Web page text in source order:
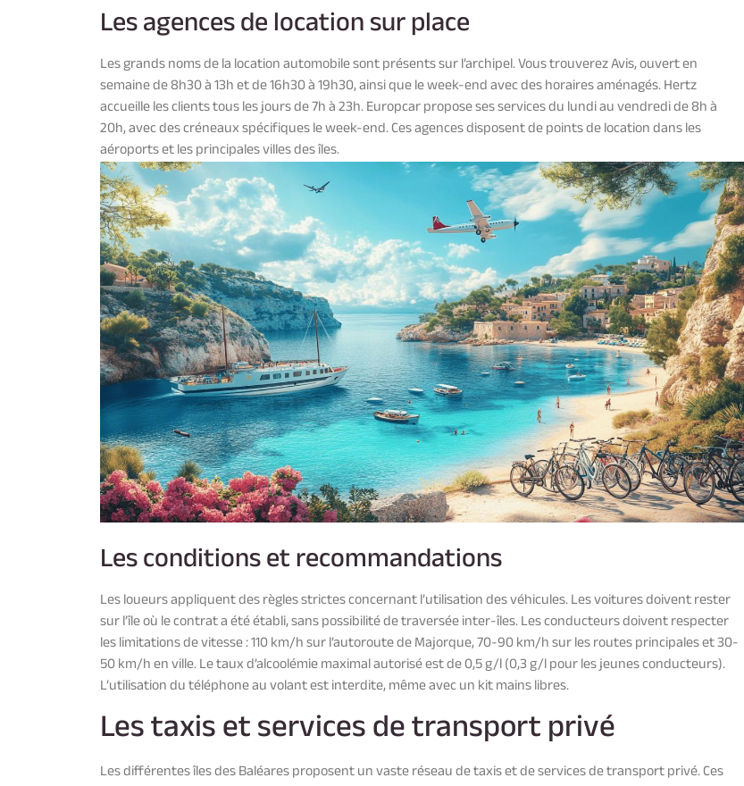
Les agences de location sur place
Les grands noms de la location automobile sont présents sur l’archipel. Vous trouverez Avis, ouvert en
semaine de 8h30 à 13h et de 16h30 à 19h30, ainsi que le week-end avec des horaires aménagés. Hertz
accueille les clients tous les jours de 7h à 23h. Europcar propose ses services du lundi au vendredi de 8h à
20h, avec des créneaux spécifiques le week-end. Ces agences disposent de points de location dans les
aéroports et les principales villes des îles.
Les conditions et recommandations
Les loueurs appliquent des règles strictes concernant l’utilisation des véhicules. Les voitures doivent rester
sur l’île où le contrat a été établi, sans possibilité de traversée inter-îles. Les conducteurs doivent respecter
les limitations de vitesse : 110 km/h sur l’autoroute de Majorque, 70-90 km/h sur les routes principales et 30-
50 km/h en ville. Le taux d’alcoolémie maximal autorisé est de 0,5 g/l (0,3 g/l pour les jeunes conducteurs).
L’utilisation du téléphone au volant est interdite, même avec un kit mains libres.
Les taxis et services de transport privé
Les différentes îles des Baléares proposent un vaste réseau de taxis et de services de transport privé. Ces